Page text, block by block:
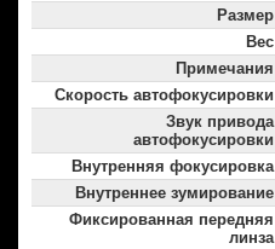
Размер
Вес
Примечания
Скорость автофокусировки
Звук привода
автофокусировки
Внутренняя фокусировка
Внутреннее зумирование
Фиксированная передняя
линза